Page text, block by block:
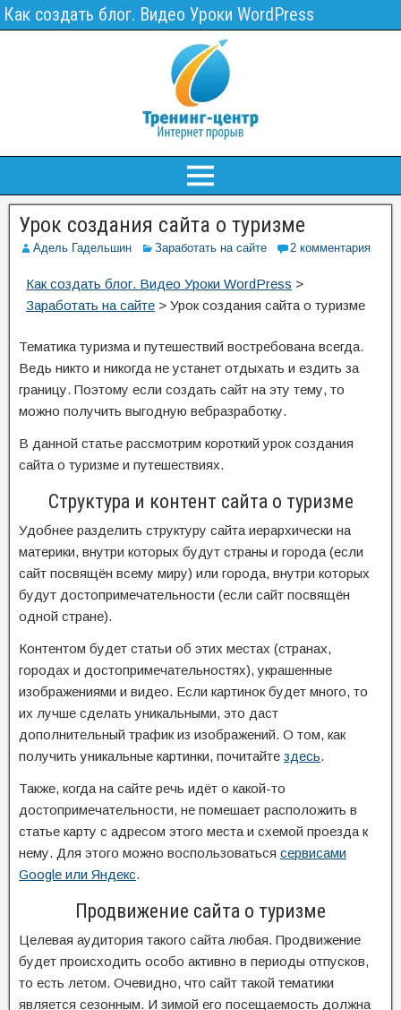
Как создать блог. Видео Уроки WordPress
Урок создания сайта о туризме
Адель Гадельшин Заработать на сайте 2 комментария
Как создать блог. Видео Уроки WordPress >
Заработать на сайте > Урок создания сайта о туризме
Тематика туризма и путешествий востребована всегда.
Ведь никто и никогда не устанет отдыхать и ездить за
границу. Поэтому если создать сайт на эту тему, то
можно получить выгодную вебразработку.
В данной статье рассмотрим короткий урок создания
сайта о туризме и путешествиях.
Структура и контент сайта о туризме
Удобнее разделить структуру сайта иерархически на
материки, внутри которых будут страны и города (если
сайт посвящён всему миру) или города, внутри которых
будут достопримечательности (если сайт посвящён
одной стране).
Контентом будет статьи об этих местах (странах,
городах и достопримечательностях), украшенные
изображениями и видео. Если картинок будет много, то
их лучше сделать уникальными, это даст
дополнительный трафик из изображений. О том, как
получить уникальные картинки, почитайте здесь.
Также, когда на сайте речь идёт о какой-то
достопримечательности, не помешает расположить в
статье карту с адресом этого места и схемой проезда к
нему. Для этого можно воспользоваться сервисами
Google или Яндекс.
Продвижение сайта о туризме
Целевая аудитория такого сайта любая. Продвижение
будет происходить особо активно в периоды отпусков,
то есть летом. Очевидно, что сайт такой тематики
является сезонным. И зимой его посещаемость должна